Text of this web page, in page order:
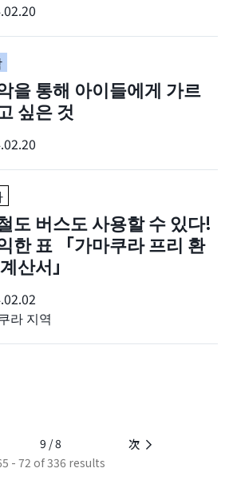
을 통해 아이들에게 가르
싶은 것
도 버스도 사용할 수 있다!
한 표 「가마쿠라 프리 환
산서」
라 지역
9 / 8
次
- 72 of 336 results